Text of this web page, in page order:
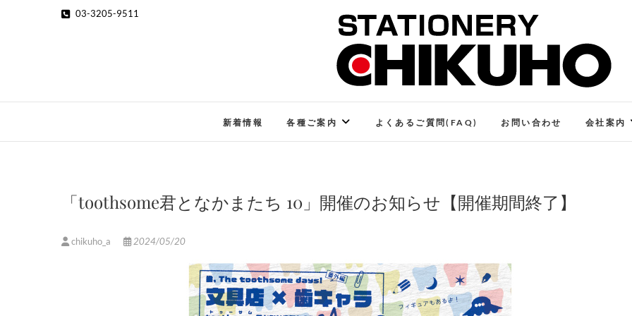
03-3205-9511
STATIONERY CHIKUHO
新着情報 各種ご案内 よくあるご質問(FAQ) お問い合わせ 会社案内
「toothsome君となかまたち 10」開催のお知らせ【開催期間終了】
chikuho_a 2024/05/20